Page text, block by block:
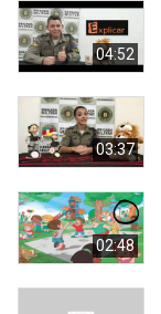
04:52
03:37
02:48